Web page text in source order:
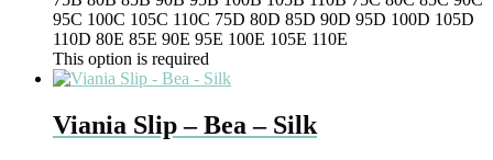
95C 100C 105C 110C 75D 80D 85D 90D 95D 100D 105D
110D 80E 85E 90E 95E 100E 105E 110E
This option is required
Viania Slip – Bea – Silk